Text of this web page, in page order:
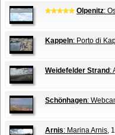
Olpenitz:
Kappeln: Porto di
Weidefelder Strand :
Schönhagen:
Arnis: Marina Arnis,